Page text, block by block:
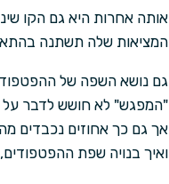
אותה אחרות היא גם הקו
המציאות שלה תשתנה
גם נושא השפה של
"המפגש" לא חושש לדבר על
אך גם כך אחוזים נכבדים
ואיך בנויה שפת